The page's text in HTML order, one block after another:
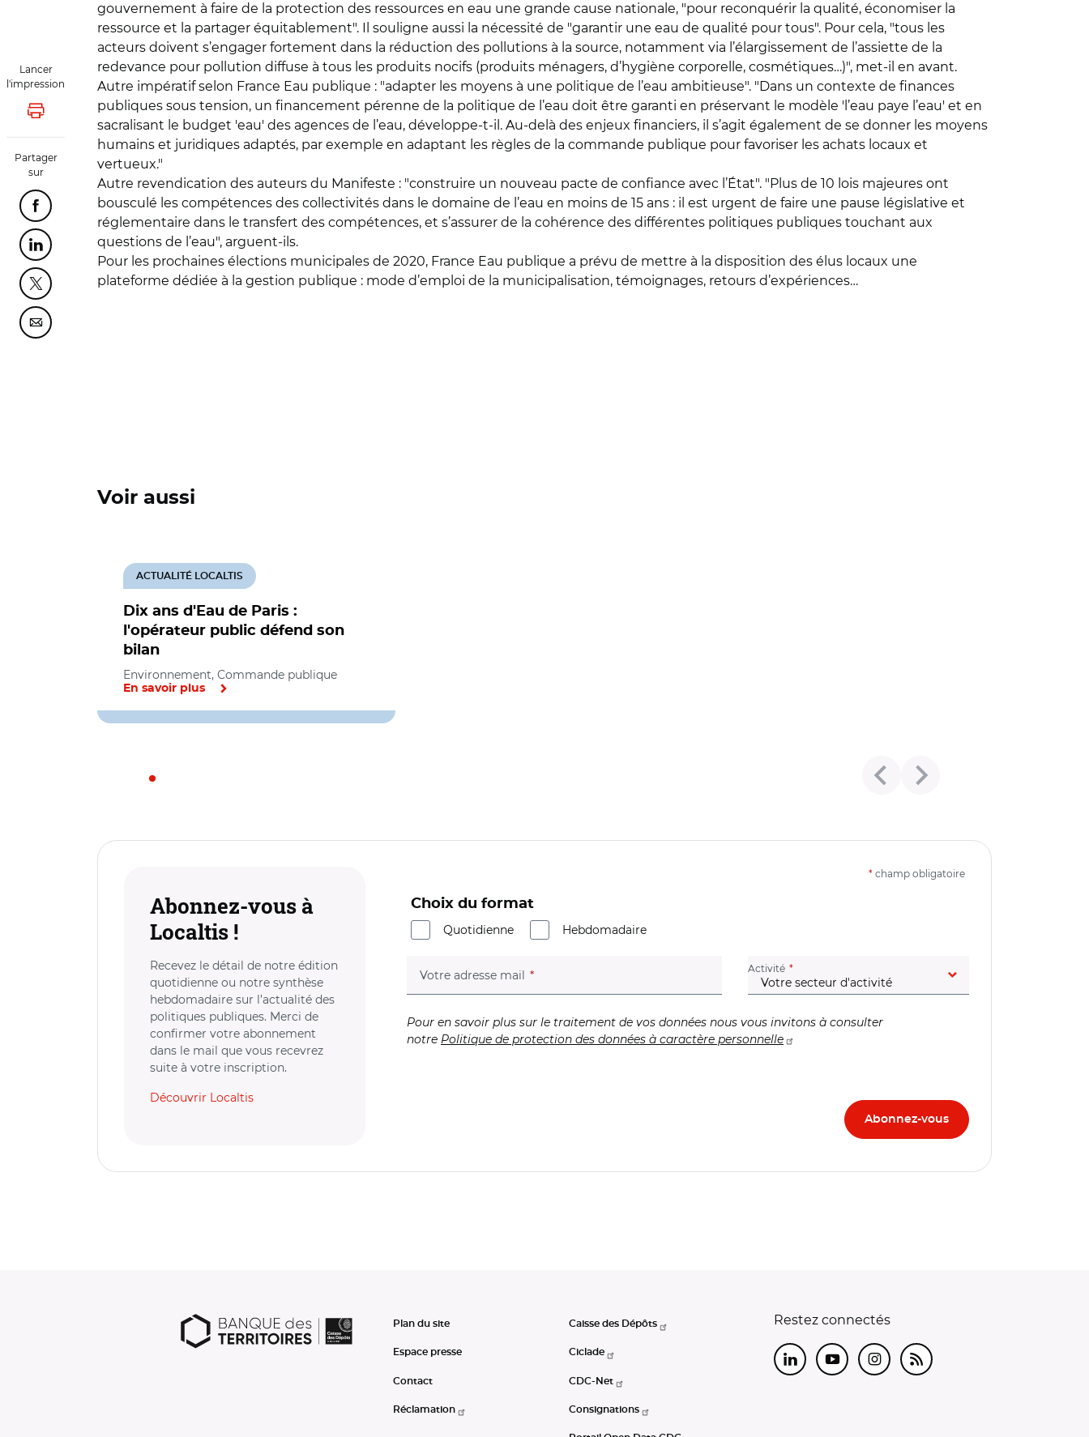
Lancer
l'impression
Lancer l'impression
Partager
sur
Partager cette page sur Facebook
Partager cette page sur Linkedin
Partager cette page sur Twitter
Partager cette page sur Courriel
gouvernement à faire de la protection des ressources en eau une grande cause nationale, "pour reconquérir la qualité, économiser la
ressource et la partager équitablement". Il souligne aussi la nécessité de "garantir une eau de qualité pour tous". Pour cela, "tous les
acteurs doivent s’engager fortement dans la réduction des pollutions à la source, notamment via l’élargissement de l’assiette de la
redevance pour pollution diffuse à tous les produits nocifs (produits ménagers, d’hygiène corporelle, cosmétiques…)", met-il en avant.
Autre impératif selon France Eau publique : "adapter les moyens à une politique de l’eau ambitieuse". "Dans un contexte de finances
publiques sous tension, un financement pérenne de la politique de l’eau doit être garanti en préservant le modèle 'l’eau paye l’eau' et en
sacralisant le budget 'eau' des agences de l’eau, développe-t-il. Au-delà des enjeux financiers, il s’agit également de se donner les moyens
humains et juridiques adaptés, par exemple en adaptant les règles de la commande publique pour favoriser les achats locaux et
vertueux."
Autre revendication des auteurs du Manifeste : "construire un nouveau pacte de confiance avec l’État". "Plus de 10 lois majeures ont
bousculé les compétences des collectivités dans le domaine de l’eau en moins de 15 ans : il est urgent de faire une pause législative et
réglementaire dans le transfert des compétences, et s’assurer de la cohérence des différentes politiques publiques touchant aux
questions de l’eau", arguent-ils.
Pour les prochaines élections municipales de 2020, France Eau publique a prévu de mettre à la disposition des élus locaux une
plateforme dédiée à la gestion publique : mode d’emploi de la municipalisation, témoignages, retours d’expériences…
Voir aussi
Dix ans d'Eau de Paris :
l'opérateur public défend son
bilan
ACTUALITÉ LOCALTIS
Environnement, Commande publique
En savoir plus
Abonnez-vous à
Localtis !
Recevez le détail de notre édition
quotidienne ou notre synthèse
hebdomadaire sur l’actualité des
politiques publiques. Merci de
confirmer votre abonnement
dans le mail que vous recevrez
suite à votre inscription.
Découvrir Localtis
* champ obligatoire
Choix du format
Quotidienne
Hebdomadaire
Votre adresse mail (champ obligatoire) Activité (champ obligatoire)
Pour en savoir plus sur le traitement de vos données nous vous invitons à consulter
notre Politique de protection des données à caractère personnelle
Plan du site
Espace presse
Contact
Réclamation
Caisse des Dépôts
Ciclade
CDC-Net
Consignations
Restez connectés
LinkedInYoutubeInstagram
RSS